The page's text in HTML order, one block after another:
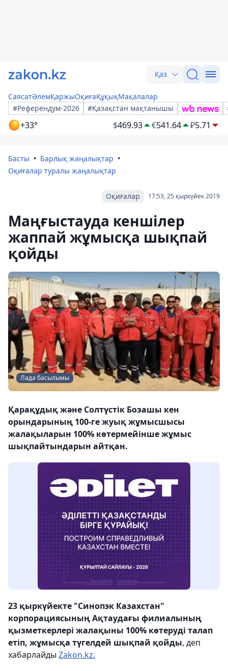
Қаз
СаясатӘлемҚаржыОқиғаҚұқықМақалалар
#Референдум-2026
#Қазақстан мақтанышы
+33° $469.93 €541.64 ₽5.71
Басты
Барлық жаңалықтар
Оқиғалар туралы жаңалықтар
17:53, 25 қыркүйек 2019
Оқиғалар
Маңғыстауда кеншілер
жаппай жұмысқа шықпай
қойды
Лада басылымы
Қарақұдық және Солтүстік Бозашы кен
орындарының 100-ге жуық жұмысшысы
жалақыларын 100% көтермейінше жұмыс
шықпайтындарын айтқан.
23 қыркүйекте "Синопэк Казахстан"
корпорациясының Ақтаудағы филиалының
қызметкерлері жалақыны 100% көтеруді талап
етіп, жұмысқа түгелдей шықпай қойды, деп
хабарлайды Zakon.kz.